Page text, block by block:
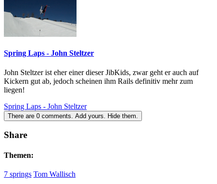
Spring Laps - John Steltzer
John Steltzer ist eher einer dieser JibKids, zwar geht er auch auf
Kickern gut ab, jedoch scheinen ihm Rails definitiv mehr zum
liegen!
Spring Laps - John Steltzer
There are 0 comments. Add yours. Hide them.
Share
Themen:
7 springs Tom Wallisch